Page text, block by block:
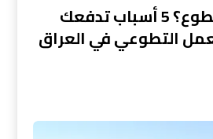
لماذا يجب أن تتطوع؟ 5 أسباب تدفعك
التطوعي في العراق